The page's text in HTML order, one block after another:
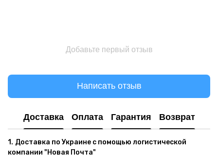
Добавьте первый отзыв
Написать отзыв
Доставка Оплата Гарантия Возврат
1. Доставка по Украине с помощью логистической
компании "Новая Почта"